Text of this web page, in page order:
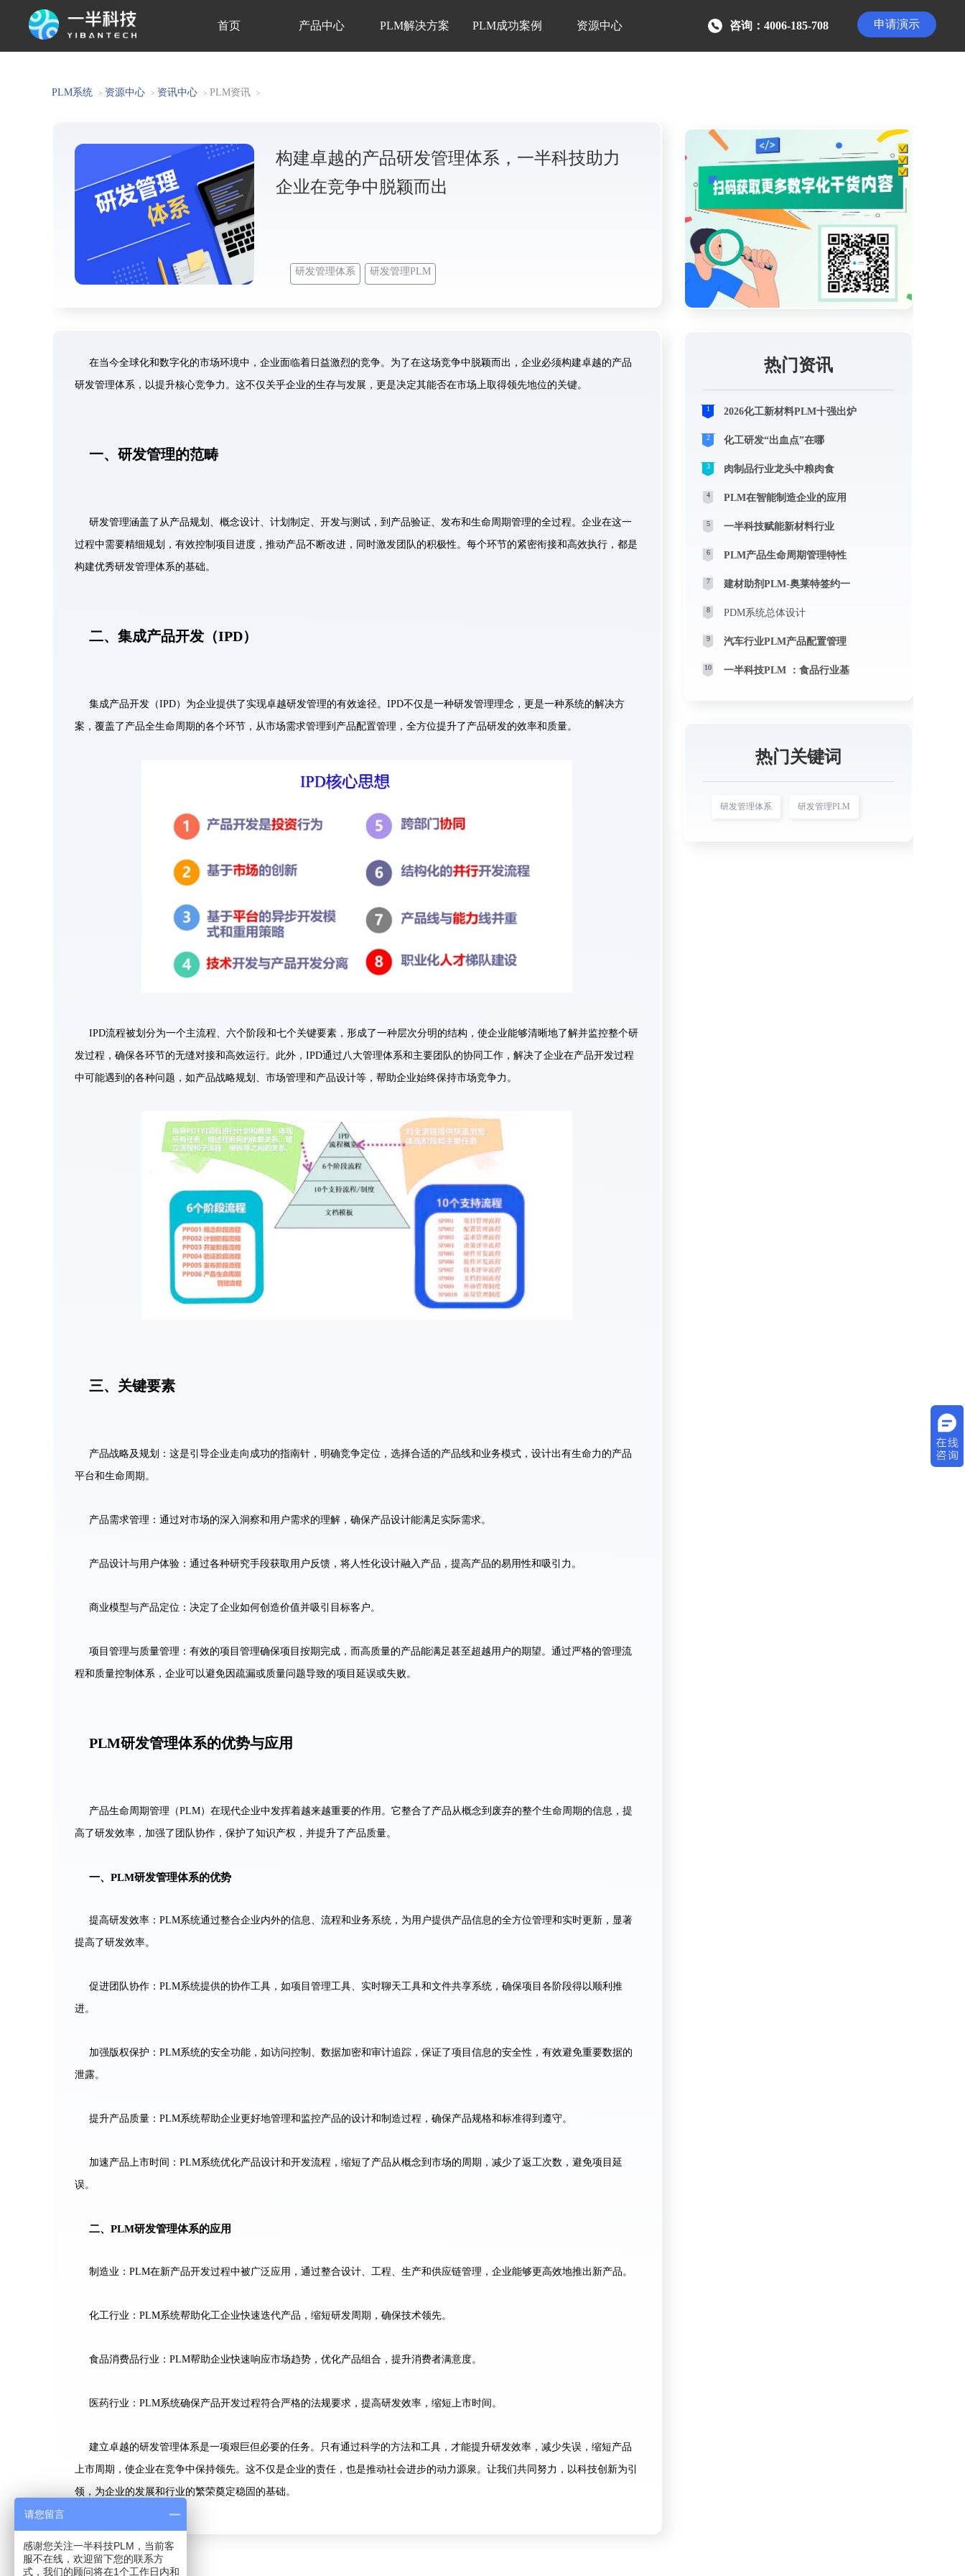
首页 产品中心 PLM解决方案 PLM成功案例 资源中心 申请演示
咨询：4006-185-708
PLM系统 > 资源中心 > 资讯中心 > PLM资讯 >
构建卓越的产品研发管理体系，一半科技助力
企业在竞争中脱颖而出
研发管理体系 研发管理PLM
在当今全球化和数字化的市场环境中，企业面临着日益激烈的竞争。为了在这场竞争中脱颖而出，企业必须构建卓越的产品
研发管理体系，以提升核心竞争力。这不仅关乎企业的生存与发展，更是决定其能否在市场上取得领先地位的关键。
一、研发管理的范畴
研发管理涵盖了从产品规划、概念设计、计划制定、开发与测试，到产品验证、发布和生命周期管理的全过程。企业在这一
过程中需要精细规划，有效控制项目进度，推动产品不断改进，同时激发团队的积极性。每个环节的紧密衔接和高效执行，都是
构建优秀研发管理体系的基础。
二、集成产品开发（IPD）
集成产品开发（IPD）为企业提供了实现卓越研发管理的有效途径。IPD不仅是一种研发管理理念，更是一种系统的解决方
案，覆盖了产品全生命周期的各个环节，从市场需求管理到产品配置管理，全方位提升了产品研发的效率和质量。
IPD流程被划分为一个主流程、六个阶段和七个关键要素，形成了一种层次分明的结构，使企业能够清晰地了解并监控整个研
发过程，确保各环节的无缝对接和高效运行。此外，IPD通过八大管理体系和主要团队的协同工作，解决了企业在产品开发过程
中可能遇到的各种问题，如产品战略规划、市场管理和产品设计等，帮助企业始终保持市场竞争力。
三、关键要素
产品战略及规划：这是引导企业走向成功的指南针，明确竞争定位，选择合适的产品线和业务模式，设计出有生命力的产品
平台和生命周期。
产品需求管理：通过对市场的深入洞察和用户需求的理解，确保产品设计能满足实际需求。
产品设计与用户体验：通过各种研究手段获取用户反馈，将人性化设计融入产品，提高产品的易用性和吸引力。
商业模型与产品定位：决定了企业如何创造价值并吸引目标客户。
项目管理与质量管理：有效的项目管理确保项目按期完成，而高质量的产品能满足甚至超越用户的期望。通过严格的管理流
程和质量控制体系，企业可以避免因疏漏或质量问题导致的项目延误或失败。
PLM研发管理体系的优势与应用
产品生命周期管理（PLM）在现代企业中发挥着越来越重要的作用。它整合了产品从概念到废弃的整个生命周期的信息，提
高了研发效率，加强了团队协作，保护了知识产权，并提升了产品质量。
一、PLM研发管理体系的优势
提高研发效率：PLM系统通过整合企业内外的信息、流程和业务系统，为用户提供产品信息的全方位管理和实时更新，显著
提高了研发效率。
促进团队协作：PLM系统提供的协作工具，如项目管理工具、实时聊天工具和文件共享系统，确保项目各阶段得以顺利推
进。
加强版权保护：PLM系统的安全功能，如访问控制、数据加密和审计追踪，保证了项目信息的安全性，有效避免重要数据的
泄露。
提升产品质量：PLM系统帮助企业更好地管理和监控产品的设计和制造过程，确保产品规格和标准得到遵守。
加速产品上市时间：PLM系统优化产品设计和开发流程，缩短了产品从概念到市场的周期，减少了返工次数，避免项目延
误。
二、PLM研发管理体系的应用
制造业：PLM在新产品开发过程中被广泛应用，通过整合设计、工程、生产和供应链管理，企业能够更高效地推出新产品。
化工行业：PLM系统帮助化工企业快速迭代产品，缩短研发周期，确保技术领先。
食品消费品行业：PLM帮助企业快速响应市场趋势，优化产品组合，提升消费者满意度。
医药行业：PLM系统确保产品开发过程符合严格的法规要求，提高研发效率，缩短上市时间。
建立卓越的研发管理体系是一项艰巨但必要的任务。只有通过科学的方法和工具，才能提升研发效率，减少失误，缩短产品
上市周期，使企业在竞争中保持领先。这不仅是企业的责任，也是推动社会进步的动力源泉。让我们共同努力，以科技创新为引
领，为企业的发展和行业的繁荣奠定稳固的基础。
热门资讯
1 2026化工新材料PLM十强出炉
2 化工研发“出血点”在哪
3 肉制品行业龙头中粮肉食
4 PLM在智能制造企业的应用
5 一半科技赋能新材料行业
6 PLM产品生命周期管理特性
7 建材助剂PLM-奥莱特签约一
8 PDM系统总体设计
9 汽车行业PLM产品配置管理
10 一半科技PLM ：食品行业基
热门关键词
研发管理体系 研发管理PLM
请您留言
感谢您关注一半科技PLM，当前客
服不在线，欢迎留下您的联系方
式，我们的顾问将在1个工作日内和